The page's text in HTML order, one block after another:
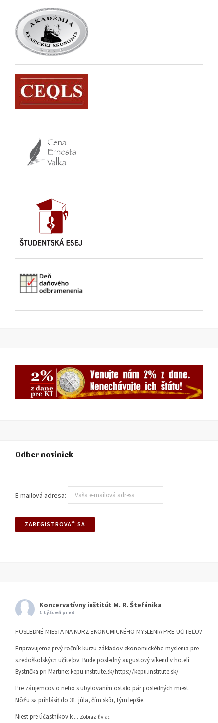
Odber noviniek
E-mailová adresa:
Konzervatívny inštitút M. R. Štefánika
1 týždeň pred
POSLEDNÉ MIESTA NA KURZ EKONOMICKÉHO MYSLENIA PRE UČITEĽOV
Pripravujeme prvý ročník kurzu základov ekonomického myslenia pre
stredoškolských učiteľov. Bude posledný augustový víkend v hoteli
Bystrička pri Martine: kepu.institute.sk/https://kepu.institute.sk/
Pre záujemcov o neho s ubytovaním ostalo pár posledných miest.
Môžu sa prihlásiť do 31. júla, čím skôr, tým lepšie.
Miest pre účastníkov k ... Zobraziť viac